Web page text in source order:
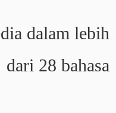
dalam lebih
dari 28 bahasa